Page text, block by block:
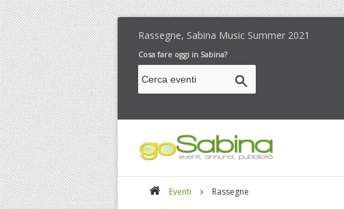
Rassegne, Sabina Music Summer 2021
Cosa fare oggi in Sabina?
Eventi Rassegne